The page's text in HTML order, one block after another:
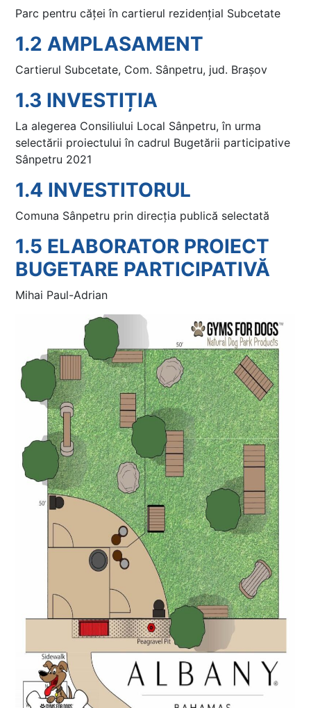
Parc pentru căței în cartierul rezidențial Subcetate
1.2AMPLASAMENT
Cartierul Subcetate, Com. Sânpetru, jud. Brașov
1.3 INVESTIȚIA
La alegerea Consiliului Local Sânpetru, în urma
selectării proiectului în cadrul Bugetării participative
Sânpetru 2021
1.4 INVESTITORUL
Comuna Sânpetru prin direcția publică selectată
1.5 ELABORATOR PROIECT
BUGETARE PARTICIPATIVĂ
Mihai Paul-Adrian